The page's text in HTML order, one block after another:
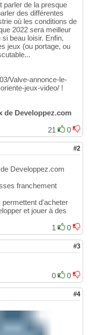
parler de la presque
des différentes
où les conditions de
2022 sera meilleur
beau loisir. Enfin,
jeux (ou portage, ou
Valve-annonce-le-
jeux-video/ !
de Developpez.com
21
0
#2
Developpez.com
franchement
permettent d'acheter
et jouer à des
1
0
#3
0
0
#4